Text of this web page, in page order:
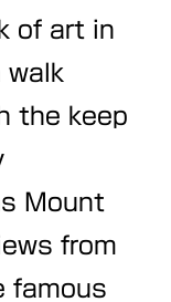
of art in
walk
the keep
Mount
from
famous